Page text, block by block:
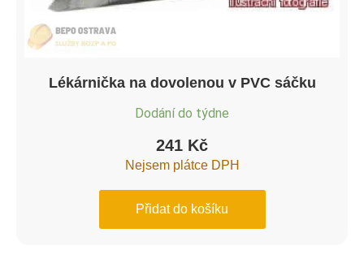
Lékárnička na dovolenou v PVC sáčku
Dodání do týdne
241 Kč
Nejsem plátce DPH
Přidat do košíku